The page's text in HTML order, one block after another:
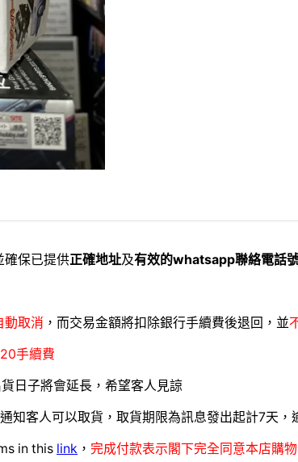
確保已提供正確地址及有效的whatsapp聯絡電話
動取消 ，而交易金額將扣除銀行手續費後退回，並
手續費
日子將會延長，希望客人見諒
知客人可以取貨，取貨期限為訊息發出起計7天，
in this link ， 完成付款表示閣下完全同意本店購